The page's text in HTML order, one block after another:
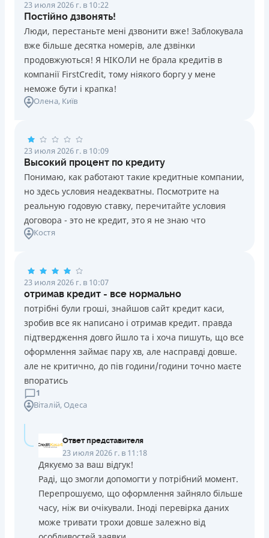
23 июля 2026 г. в 10:22
Постійно дзвонять!
Люди, перестаньте мені дзвонити вже! Заблокувала
вже більше десятка номерів, але дзвінки
продовжуються! Я НІКОЛИ не брала кредитів в
компанії FirstCredit, тому ніякого боргу у мене
неможе бути і крапка!
Олена, Київ
23 июля 2026 г. в 10:09
Высокий процент по кредиту
Понимаю, как работают такие кредитные компании,
но здесь условия неадекватны. Посмотрите на
реальную годовую ставку, перечитайте условия
договора - это не кредит, это я не знаю что
Костя
23 июля 2026 г. в 10:07
отримав кредит - все нормально
потрібні були гроші, знайшов сайт кредит каси,
зробив все як написано і отримав кредит. правда
підтвердження довго йшло та і хоча пишуть, що все
оформлення займає пару хв, але насправді довше.
але не критично, до пів години/години точно маєте
впоратись
1
Віталій, Одеса
Ответ представителя
23 июля 2026 г. в 11:18
Дякуємо за ваш відгук!
Раді, що змогли допомогти у потрібний момент.
Перепрошуємо, що оформлення зайняло більше
часу, ніж ви очікували. Іноді перевірка даних
може тривати трохи довше залежно від